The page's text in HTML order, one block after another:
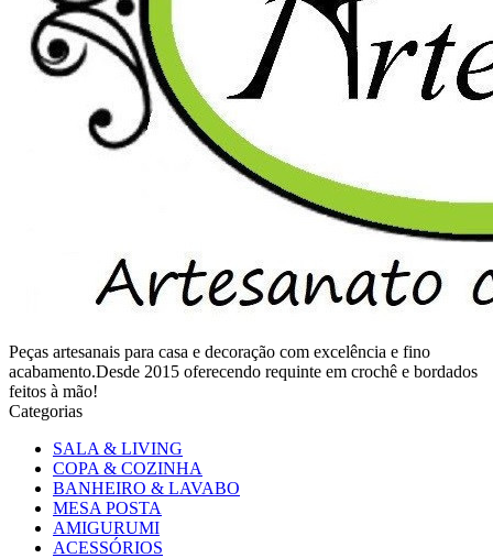
Peças artesanais para casa e decoração com excelência e fino
acabamento.Desde 2015 oferecendo requinte em crochê e bordados
feitos à mão!
Categorias
SALA & LIVING
COPA & COZINHA
BANHEIRO & LAVABO
MESA POSTA
AMIGURUMI
ACESSÓRIOS